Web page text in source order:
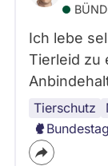
Ich lebe
Tierleid zu
Tierschutz